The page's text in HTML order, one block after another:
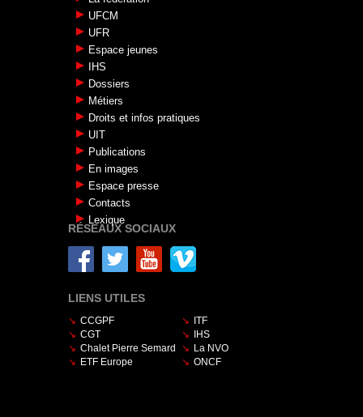
UFCM
UFR
Espace jeunes
IHS
Dossiers
Métiers
Droits et infos pratiques
UIT
Publications
En images
Espace presse
Contacts
Lexique
RÉSEAUX SOCIAUX
LIENS UTILES
CCGPF
CGT
Chalet Pierre Semard
ETF Europe
ITF
IHS
La NVO
ONCF